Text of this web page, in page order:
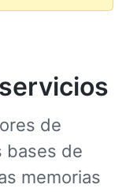
de
bases de
memorias